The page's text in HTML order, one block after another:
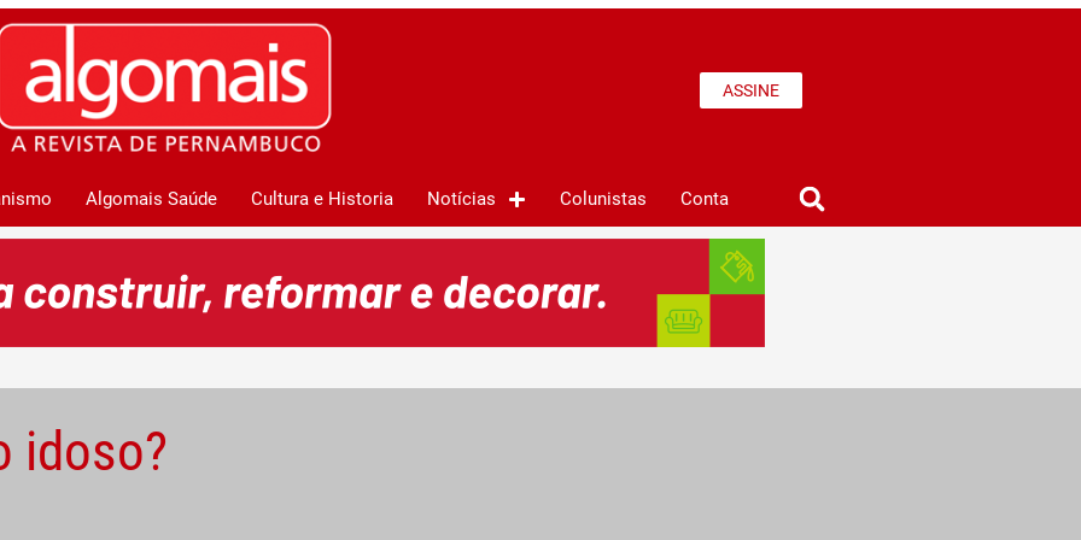
ASSINE
Algomais Saúde Cultura e Historia Notícias Colunistas Conta
idoso?